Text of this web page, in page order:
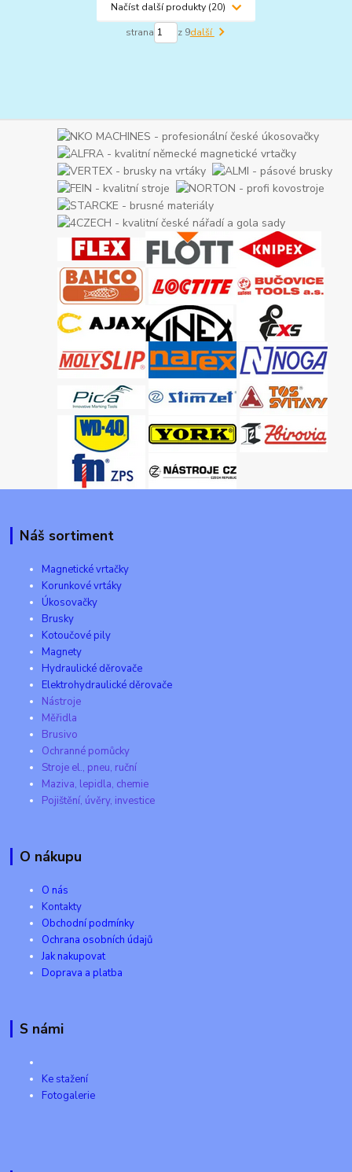
Načíst další produkty (20)
strana z 9další
Náš sortiment
Magnetické vrtačky
Korunkové vrtáky
Úkosovačky
Brusky
Kotoučové pily
Magnety
Hydraulické děrovače
Elektrohydraulické děrovače
Nástroje
Měřidla
Brusivo
Ochranné pomůcky
Stroje el., pneu, ruční
Maziva, lepidla, chemie
Pojištění, úvěry, investice
O nákupu
O nás
Kontakty
Obchodní podmínky
Ochrana osobních údajů
Jak nakupovat
Doprava a platba
S námi
Ke stažení
Fotogalerie